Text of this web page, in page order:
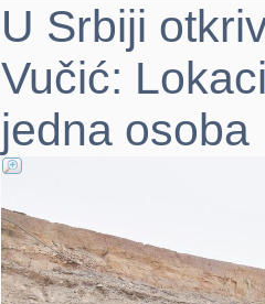
U Srbiji
Vučić:
jedna osoba